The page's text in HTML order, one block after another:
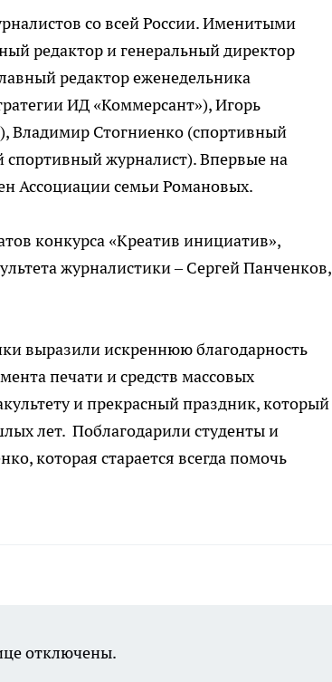
со всей России. Именитыми
редактор и генеральный директор
редактор еженедельника
ИД «Коммерсант»), Игорь
Владимир Стогниенко (спортивный
спортивный журналист). Впервые на
Ассоциации семьи Романовых.
конкурса «Креатив инициатив»,
журналистики – Сергей Панченков,
выразили искреннюю благодарность
печати и средств массовых
и прекрасный праздник, который
лет. Поблагодарили студенты и
которая старается всегда помочь
отключены.